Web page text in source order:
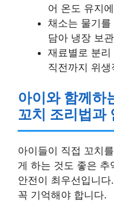
어 온도 유지
채소는 물기
담아 냉장 보
재료별로 분
직전까지 위
아이와 함께하
꼬치 조리법과
아이들이 직접 꼬치
게 하는 것도 좋은
안전이 최우선입니
꼭 기억해야 합니다.